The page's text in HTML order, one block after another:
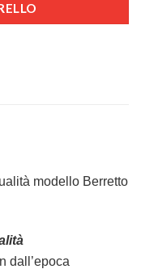
modello Berretto
dall’epoca